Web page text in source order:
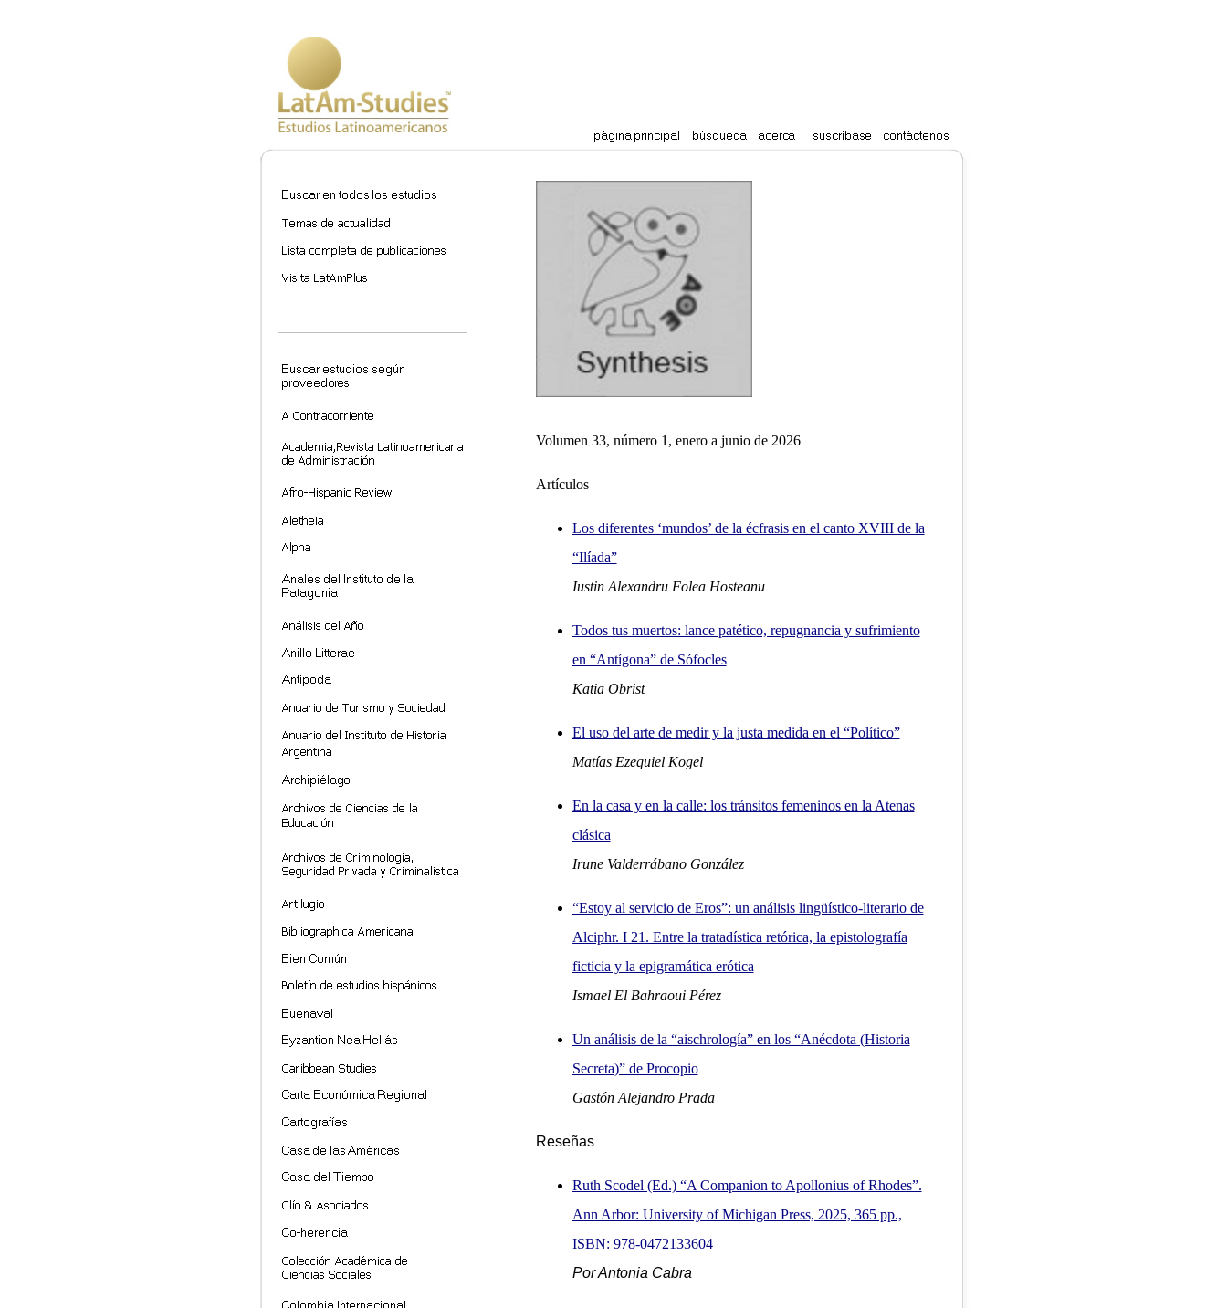
Volumen 33, número 1, enero a junio de 2026
Artículos
Los diferentes ‘mundos’ de la écfrasis en el canto XVIII de la
“Ilíada”
Iustin Alexandru Folea Hosteanu
Todos tus muertos: lance patético, repugnancia y sufrimiento
en “Antígona” de Sófocles
Katia Obrist
El uso del arte de medir y la justa medida en el “Político”
Matías Ezequiel Kogel
En la casa y en la calle: los tránsitos femeninos en la Atenas
clásica
Irune Valderrábano González
“Estoy al servicio de Eros”: un análisis lingüístico-literario de
Alciphr. I 21. Entre la tratadística retórica, la epistolografía
ficticia y la epigramática erótica
Ismael El Bahraoui Pérez
Un análisis de la “aischrología” en los “Anécdota (Historia
Secreta)” de Procopio
Gastón Alejandro Prada
Reseñas
Ruth Scodel (Ed.) “A Companion to Apollonius of Rhodes”.
Ann Arbor: University of Michigan Press, 2025, 365 pp.,
ISBN: 978-0472133604
Por Antonia Cabra